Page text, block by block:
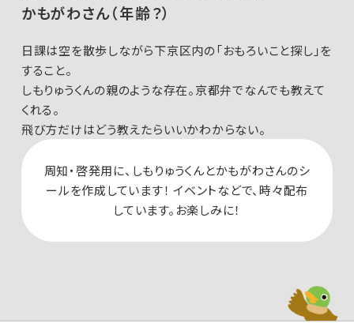
かもがわさん（年齢？）
日課は空を散歩しながら下京区内の「おもろいこと探し」を
すること。
しもりゅうくんの親のような存在。京都弁でなんでも教えて
くれる。
飛び方だけはどう教えたらいいかわからない。
周知・啓発用に、しもりゅうくんとかもがわさんのシ
ールを作成しています！ イベントなどで、時々配布
しています。お楽しみに！